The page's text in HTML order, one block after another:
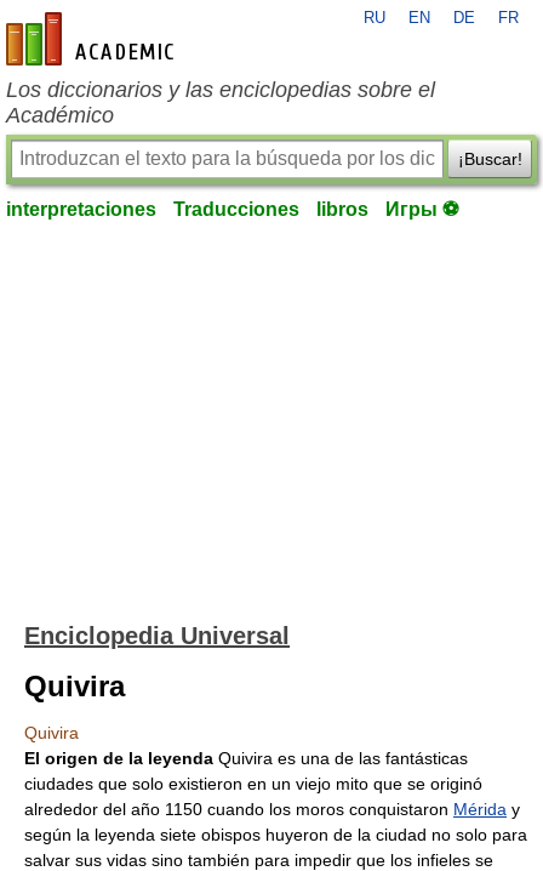
es-academic.com
RU EN DE FR
Los diccionarios y las enciclopedias sobre el
Académico
¡Buscar!
interpretaciones Traducciones libros Игры ⚽
Enciclopedia Universal
Quivira
Quivira
El origen de la leyenda Quivira es una de las fantásticas
ciudades que solo existieron en un viejo mito que se originó
alrededor del año 1150 cuando los moros conquistaron Mérida y
según la leyenda siete obispos huyeron de la ciudad no solo para
salvar sus vidas sino también para impedir que los infieles se